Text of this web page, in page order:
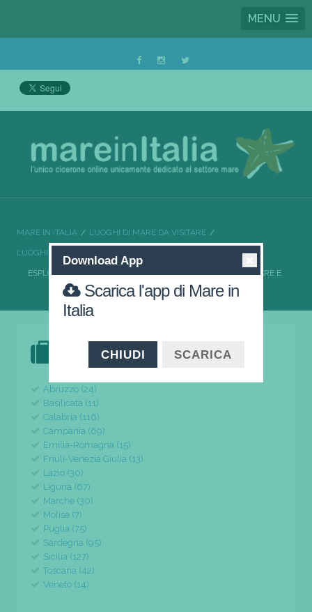
MENU
MARE IN ITALIA LUOGHI DI MARE DA VISITARE
LUOGHI DI MARE DA VISITARE MARCHE
ESPLORANDO CIVITANOVA MARCHE: UNA SINFONIA TRA MARE E
CULTURA
DOVE VAI IN VACANZA?
il tuo viaggio parte da qui
Abruzzo (24)
Basilicata (11)
Calabria (116)
Campania (69)
Emilia-Romagna (15)
Friuli-Venezia Giulia (13)
Lazio (30)
Liguria (67)
Marche (30)
Molise (7)
Puglia (75)
Sardegna (95)
Sicilia (127)
Toscana (42)
Veneto (14)
Download App
Scarica l'app di Mare in
Italia
CHIUDI SCARICA